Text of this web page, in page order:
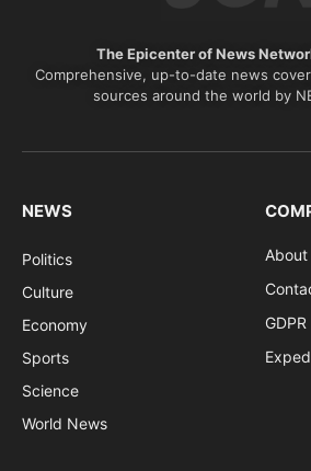
The Epicenter of News
Comprehensive, up-to-date news
sources around the world by
NEWS
Politics
Culture
Economy
Sports
Science
World News
About